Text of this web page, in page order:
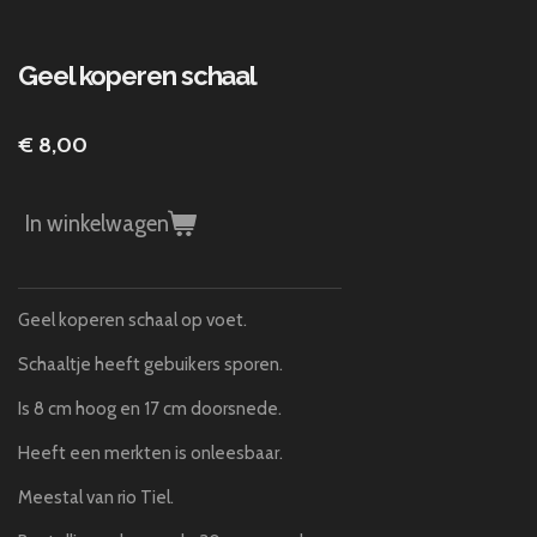
Geel koperen schaal
€ 8,00
In winkelwagen
Geel koperen schaal op voet.
Schaaltje heeft gebuikers sporen.
Is 8 cm hoog en 17 cm doorsnede.
Heeft een merkten is onleesbaar.
Meestal van rio Tiel.